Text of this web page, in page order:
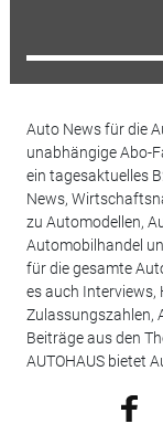
Auto News für die
unabhängige Abo-
ein tagesaktuelles
News,
zu Automodellen,
Automobilhandel
für die gesamte
es auch
Zulassungszahlen,
Beiträge aus den
AUTOHAUS bietet